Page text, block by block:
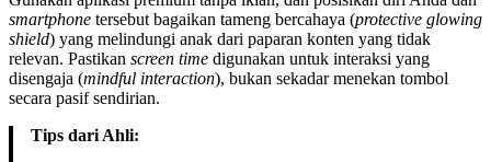
smartphone tersebut bagaikan tameng bercahaya (protective glowing
shield) yang melindungi anak dari paparan konten yang tidak
relevan. Pastikan screen time digunakan untuk interaksi yang
disengaja (mindful interaction), bukan sekadar menekan tombol
secara pasif sendirian.
Tips dari Ahli: